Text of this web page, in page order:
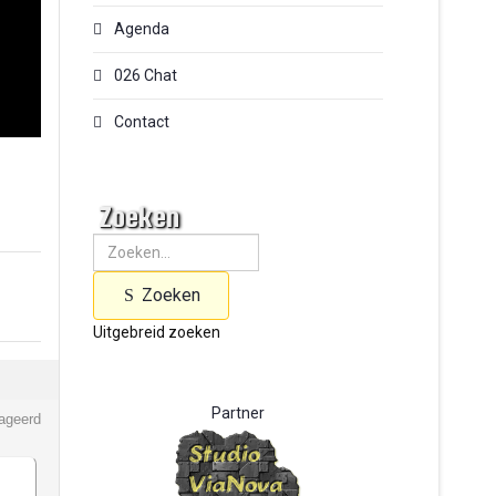
Agenda
026 Chat
Contact
Zoeken
Zoeken
Uitgebreid zoeken
Partner